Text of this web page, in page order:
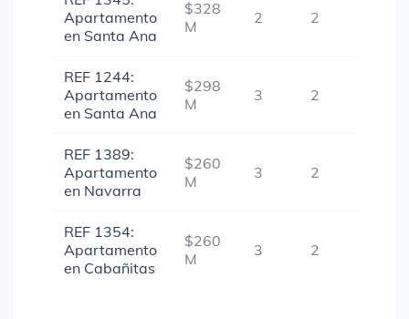
Apartamento
en Santa Ana
$328
M
2 2
REF 1244:
Apartamento
en Santa Ana
$298
M
3 2
REF 1389:
Apartamento
en Navarra
$260
M
3 2
REF 1354:
Apartamento
en Cabañitas
$260
M
3 2